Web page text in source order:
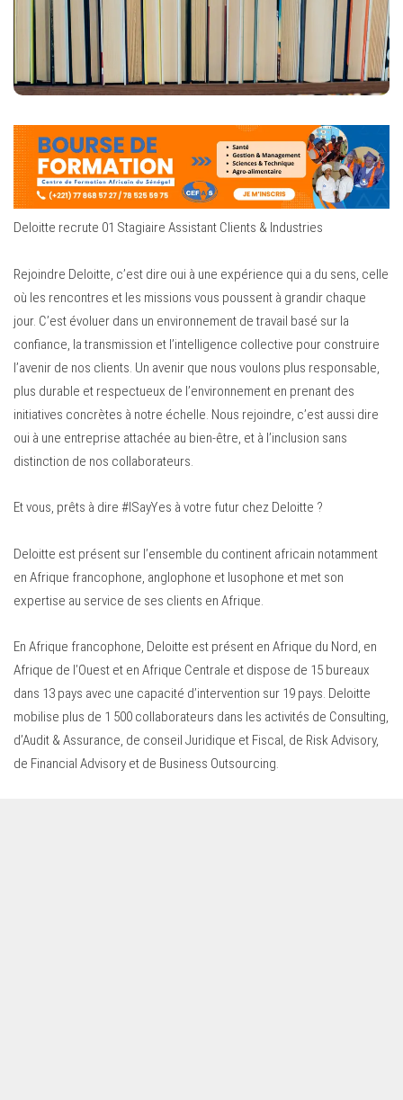
Deloitte recrute 01 Stagiaire Assistant Clients & Industries
Rejoindre Deloitte, c’est dire oui à une expérience qui a du sens, celle
où les rencontres et les missions vous poussent à grandir chaque
jour. C’est évoluer dans un environnement de travail basé sur la
confiance, la transmission et l’intelligence collective pour construire
l’avenir de nos clients. Un avenir que nous voulons plus responsable,
plus durable et respectueux de l’environnement en prenant des
initiatives concrètes à notre échelle. Nous rejoindre, c’est aussi dire
oui à une entreprise attachée au bien-être, et à l’inclusion sans
distinction de nos collaborateurs.
Et vous, prêts à dire #ISayYes à votre futur chez Deloitte ?
Deloitte est présent sur l’ensemble du continent africain notamment
en Afrique francophone, anglophone et lusophone et met son
expertise au service de ses clients en Afrique.
En Afrique francophone, Deloitte est présent en Afrique du Nord, en
Afrique de l’Ouest et en Afrique Centrale et dispose de 15 bureaux
dans 13 pays avec une capacité d’intervention sur 19 pays. Deloitte
mobilise plus de 1 500 collaborateurs dans les activités de Consulting,
d’Audit & Assurance, de conseil Juridique et Fiscal, de Risk Advisory,
de Financial Advisory et de Business Outsourcing.